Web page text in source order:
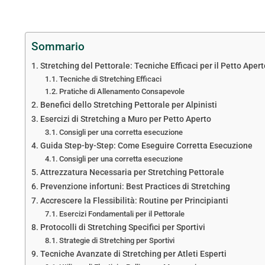
Sommario
Stretching del Pettorale: Tecniche Efficaci per il Petto
Tecniche di Stretching Efficaci
Pratiche di Allenamento Consapevole
Benefici dello Stretching Pettorale per Alpinisti
Esercizi di Stretching a Muro per Petto Aperto
Consigli per una corretta esecuzione
Guida Step-by-Step: Come Eseguire Corretta Esecuzione
Consigli per una corretta esecuzione
Attrezzatura Necessaria per Stretching Pettorale
Prevenzione infortuni: Best Practices di Stretching
Accrescere la Flessibilità: Routine per Principianti
Esercizi Fondamentali per il Pettorale
Protocolli di Stretching Specifici per Sportivi
Strategie di Stretching per Sportivi
Tecniche Avanzate di Stretching per Atleti Esperti